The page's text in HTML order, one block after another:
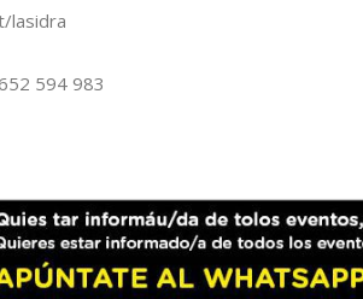
lasidra
594 983